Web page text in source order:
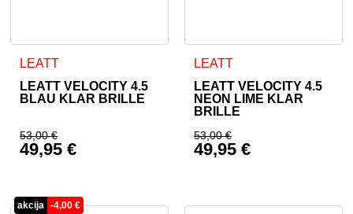
LEATT
LEATT VELOCITY 4.5
BLAU KLAR BRILLE
53,00€
Ursprünglicher Preis war: 53,00 €
49,95€
LEATT
LEATT VELOCITY 4.5
NEON LIME KLAR
BRILLE
53,00€
Ursprünglicher
49,95 €
akcija -4,00€